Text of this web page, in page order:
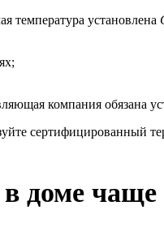
температура установлена
компания обязана
сертифицированный
доме чаще